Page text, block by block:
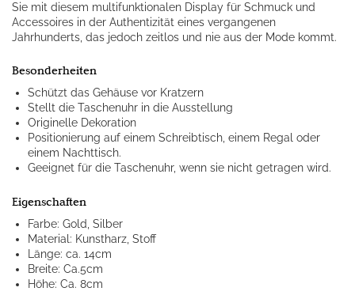
Sie mit diesem multifunktionalen Display für Schmuck und
Accessoires in der Authentizität eines vergangenen
Jahrhunderts, das jedoch zeitlos und nie aus der Mode kommt.
Besonderheiten
Schützt das Gehäuse vor Kratzern
Stellt die Taschenuhr in die Ausstellung
Originelle Dekoration
Positionierung auf einem Schreibtisch, einem Regal oder
einem Nachttisch.
Geeignet für die Taschenuhr, wenn sie nicht getragen wird.
Eigenschaften
Farbe: Gold, Silber
Material: Kunstharz, Stoff
Länge: ca. 14cm
Breite: Ca.5cm
Höhe: Ca. 8cm